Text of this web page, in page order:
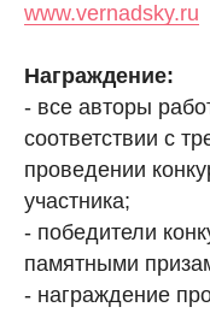
www.vernadsky.ru
Награждение:
- все авторы
соответствии с
проведении
участника;
- победители
памятными
- награждение